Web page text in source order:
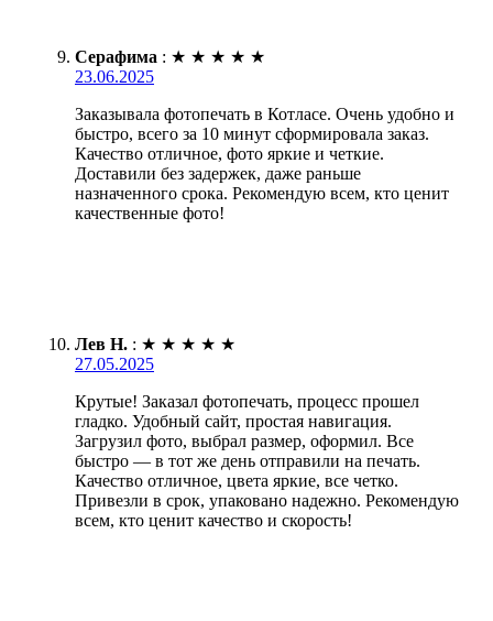
Серафима : ★ ★ ★ ★ ★
23.06.2025
Заказывала фотопечать в Котласе. Очень удобно и
быстро, всего за 10 минут сформировала заказ.
Качество отличное, фото яркие и четкие.
Доставили без задержек, даже раньше
назначенного срока. Рекомендую всем, кто ценит
качественные фото!
Лев Н. : ★ ★ ★ ★ ★
27.05.2025
Крутые! Заказал фотопечать, процесс прошел
гладко. Удобный сайт, простая навигация.
Загрузил фото, выбрал размер, оформил. Все
быстро — в тот же день отправили на печать.
Качество отличное, цвета яркие, все четко.
Привезли в срок, упаковано надежно. Рекомендую
всем, кто ценит качество и скорость!